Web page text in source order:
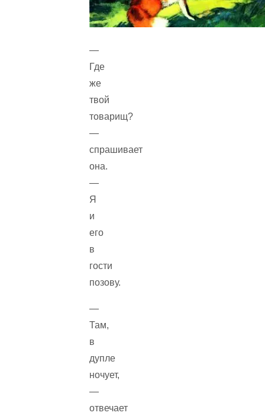
—
Где
же
твой
товарищ?
—
спрашивает
она.
—
Я
и
его
в
гости
позову.
—
Там,
в
дупле
ночует,
—
отвечает